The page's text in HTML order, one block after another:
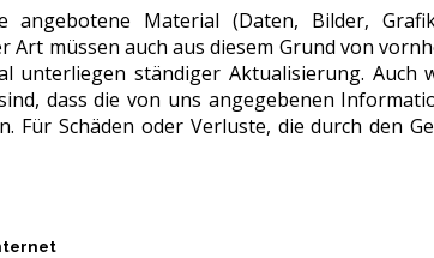
angebotene Material (Daten, Bilder,
Art müssen auch aus diesem Grund von
unterliegen ständiger Aktualisierung.
dass die von uns angegebenen
Für Schäden oder Verluste, die durch den